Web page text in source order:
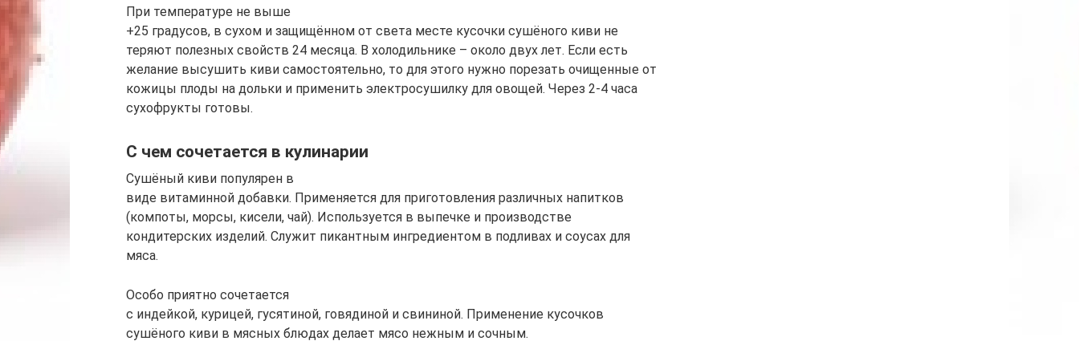
При температуре не выше
+25 градусов, в сухом и защищённом от света месте кусочки сушёного киви не
теряют полезных свойств 24 месяца. В холодильнике – около двух лет. Если есть
желание высушить киви самостоятельно, то для этого нужно порезать очищенные от
кожицы плоды на дольки и применить электросушилку для овощей. Через 2-4 часа
сухофрукты готовы.
С чем сочетается в кулинарии
Сушёный киви популярен в
виде витаминной добавки. Применяется для приготовления различных напитков
(компоты, морсы, кисели, чай). Используется в выпечке и производстве
кондитерских изделий. Служит пикантным ингредиентом в подливах и соусах для
мяса.
Особо приятно сочетается
с индейкой, курицей, гусятиной, говядиной и свининой. Применение кусочков
сушёного киви в мясных блюдах делает мясо нежным и сочным.